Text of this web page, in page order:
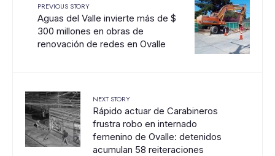
PREVIOUS STORY
Aguas del Valle invierte más de $
300 millones en obras de
renovación de redes en Ovalle
NEXT STORY
Rápido actuar de Carabineros
frustra robo en internado
femenino de Ovalle: detenidos
acumulan 58 reiteraciones